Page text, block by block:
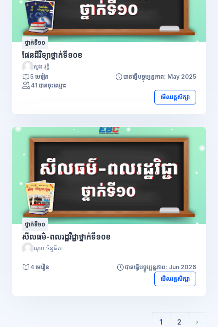
ថ្នាក់ទី១០
ផែនដីវិទ្យាថ្នាក់ទី១០ខ
សួង វុទ្ធី
5 មេរៀន
បានធ្វើបច្ចុប្បន្នភាព: May 2025
41 បានចុះឈ្មោះ
មើលវគ្គសិក្សា
ថ្នាក់ទី១០
សីលធម៌-ពលរដ្ឋវិជ្ជាថ្នាក់ទី១០ខ
ណុប ច័ន្ទធីតា
4 មេរៀន
បានធ្វើបច្ចុប្បន្នភាព: Jun 2026
មើលវគ្គសិក្សា
1 2